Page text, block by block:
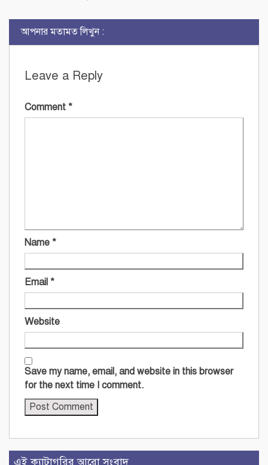
আপনার মতামত লিখুন :
Leave a Reply
Comment *
Name *
Email *
Website
Save my name, email, and website in this browser
for the next time I comment.
এই ক্যাটাগরির আরো সংবাদ